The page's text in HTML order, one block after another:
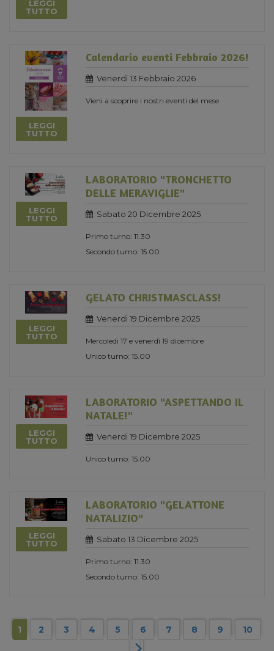
LEGGI
TUTTO
LEGGI
TUTTO
Calendario eventi Febbraio 2026!
Venerdi 13 Febbraio 2026
Vieni a scoprire i nostri eventi del mese
LEGGI
TUTTO
LABORATORIO "TRONCHETTO
DELLE MERAVIGLIE"
Sabato 20 Dicembre 2025
Primo turno: 11.30
Secondo turno: 15.00
LEGGI
TUTTO
GELATO CHRISTMASCLASS!
Venerdi 19 Dicembre 2025
Mercoledì 17 e venerdì 19 dicembre
Unico turno: 15.00
LEGGI
TUTTO
LABORATORIO "ASPETTANDO IL
NATALE!"
Venerdi 19 Dicembre 2025
Unico turno: 15.00
LEGGI
TUTTO
LABORATORIO "GELATTONE
NATALIZIO"
Sabato 13 Dicembre 2025
Primo turno: 11.30
Secondo turno: 15.00
1 2 3 4 5 6 7 8 9 10